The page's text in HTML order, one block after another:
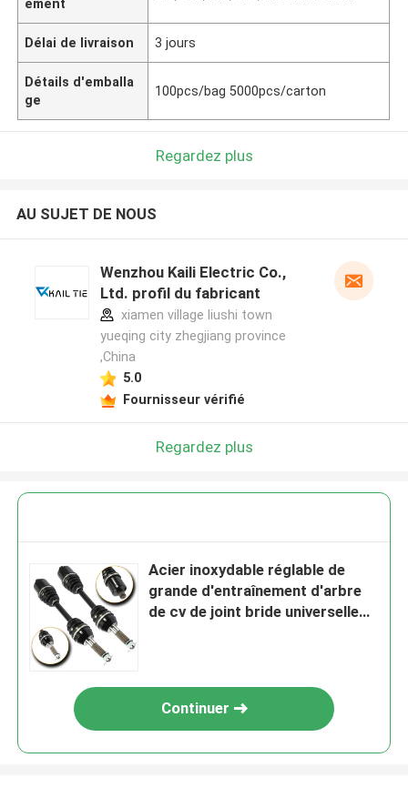
ement
Délai de livraison 3 jours
Détails d'emballa
ge
100pcs/bag 5000pcs/carton
Regardez plus
AU SUJET DE NOUS
Wenzhou Kaili Electric Co.,
Ltd. profil du fabricant
xiamen village liushi town
yueqing city zhegjiang province
,China
5.0
Fournisseur vérifié
Regardez plus
Acier inoxydable réglable de
grande d'entraînement d'arbre
de cv de joint bride universelle
Continuer